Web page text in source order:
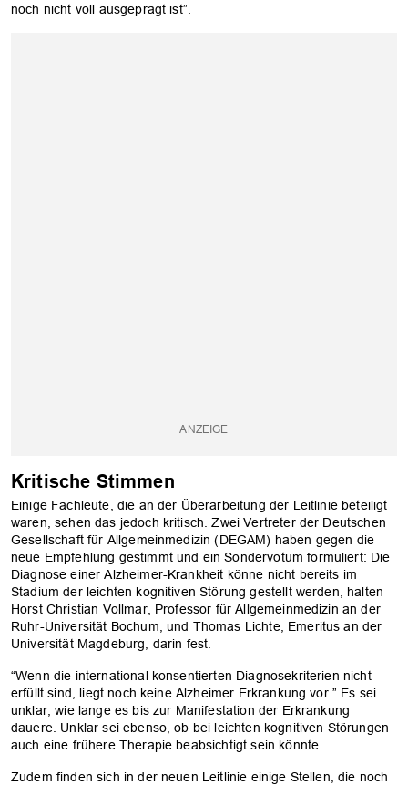
noch nicht voll ausgeprägt ist”.
Kritische Stimmen
Einige Fachleute, die an der Überarbeitung der Leitlinie beteiligt
waren, sehen das jedoch kritisch. Zwei Vertreter der Deutschen
Gesellschaft für Allgemeinmedizin (DEGAM) haben gegen die
neue Empfehlung gestimmt und ein Sondervotum formuliert: Die
Diagnose einer Alzheimer-Krankheit könne nicht bereits im
Stadium der leichten kognitiven Störung gestellt werden, halten
Horst Christian Vollmar, Professor für Allgemeinmedizin an der
Ruhr-Universität Bochum, und Thomas Lichte, Emeritus an der
Universität Magdeburg, darin fest.
“Wenn die international konsentierten Diagnosekriterien nicht
erfüllt sind, liegt noch keine Alzheimer Erkrankung vor.” Es sei
unklar, wie lange es bis zur Manifestation der Erkrankung
dauere. Unklar sei ebenso, ob bei leichten kognitiven Störungen
auch eine frühere Therapie beabsichtigt sein könnte.
Zudem finden sich in der neuen Leitlinie einige Stellen, die noch